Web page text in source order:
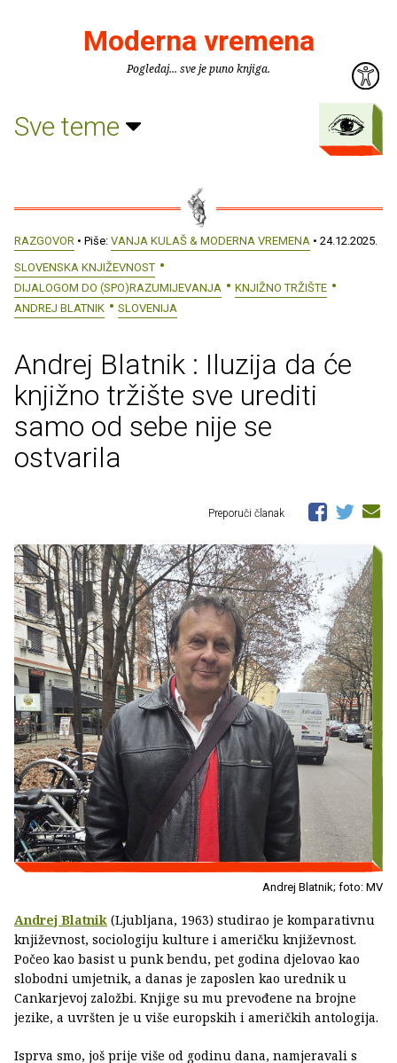
Moderna vremena
Pogledaj... sve je puno knjiga.
Sve teme
RAZGOVOR • Piše: VANJA KULAŠ & MODERNA VREMENA • 24.12.2025.
SLOVENSKA KNJIŽEVNOST
DIJALOGOM DO (SPO)RAZUMIJEVANJA
KNJIŽNO TRŽIŠTE
ANDREJ BLATNIK
SLOVENIJA
Andrej Blatnik : Iluzija da će
knjižno tržište sve urediti
samo od sebe nije se
ostvarila
Preporuči članak
Andrej Blatnik; foto: MV
Andrej Blatnik (Ljubljana, 1963) studirao je komparativnu
književnost, sociologiju kulture i američku književnost.
Počeo kao basist u punk bendu, pet godina djelovao kao
slobodni umjetnik, a danas je zaposlen kao urednik u
Cankarjevoj založbi. Knjige su mu prevođene na brojne
jezike, a uvršten je u više europskih i američkih antologija.
Isprva smo, još prije više od godinu dana, namjeravali s